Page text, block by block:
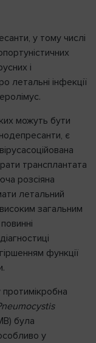
у тому числі
і
летальні інфекції
можуть бути
є
трансплантата
розсіяна
летальний
високим загальним
функції
протимікробна
була
у